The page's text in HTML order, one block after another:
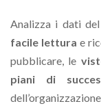
Analizza i dati
facile lettura e
pubblicare, le
piani di